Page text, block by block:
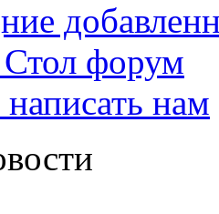
форум
написать нам